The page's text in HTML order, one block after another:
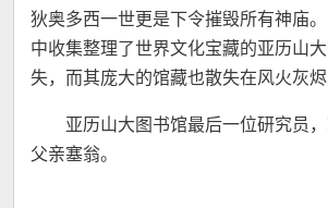
狄奥多西一世更是下令摧毁所有神庙
中收集整理了世界文化宝藏的亚历山
失，而其庞大的馆藏也散失在风火灰烬
亚历山大图书馆最后一位研究员
父亲塞翁。